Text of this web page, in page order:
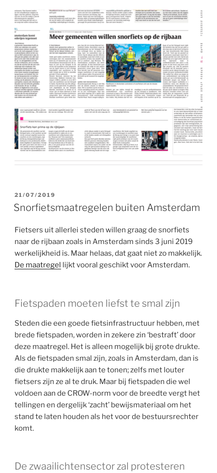
GEPLAATST
OP
21/07/2019
Snorfietsmaatregelen buiten Amsterdam
Fietsers uit allerlei steden willen graag de snorfiets
naar de rijbaan zoals in Amsterdam sinds 3 juni 2019
werkelijkheid is. Maar helaas, dat gaat niet zo makkelijk.
De maatregel lijkt vooral geschikt voor Amsterdam.
Fietspaden moeten liefst te smal zijn
Steden die een goede fietsinfrastructuur hebben, met
brede fietspaden, worden in zekere zin ‘bestraft’ door
deze maatregel. Het is alleen mogelijk bij grote drukte.
Als de fietspaden smal zijn, zoals in Amsterdam, dan is
die drukte makkelijk aan te tonen; zelfs met louter
fietsers zijn ze al te druk. Maar bij fietspaden die wel
voldoen aan de CROW-norm voor de breedte vergt het
tellingen en dergelijk ‘zacht’ bewijsmateriaal om het
stand te laten houden als het voor de bestuursrechter
komt.
De zwaailichtensector zal protesteren